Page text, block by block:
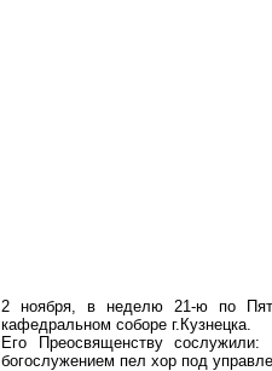
2 ноября, в неделю 21-ю по
кафедральном соборе г.Кузнецка.
Его Преосвященству
богослужением пел хор под